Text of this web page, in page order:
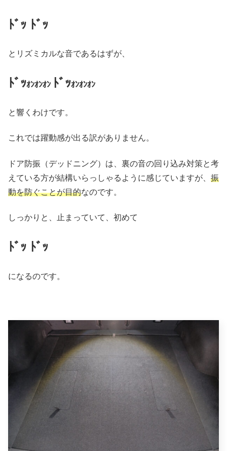
ﾄﾞｯ ﾄﾞｯ
とリズミカルな音であるはずが、
ﾄﾞｯｵﾝｵﾝｵﾝ ﾄﾞｯｵﾝｵﾝｵﾝ
と響くわけです。
これでは躍動感が出る訳がありません。
ドア防振（デッドニング）は、裏の音の回り込み対策と考
えている方が結構いらっしゃるように感じていますが、 振
動を防ぐことが目的なのです。
しっかりと、止まっていて、初めて
ﾄﾞｯ ﾄﾞｯ
になるのです。